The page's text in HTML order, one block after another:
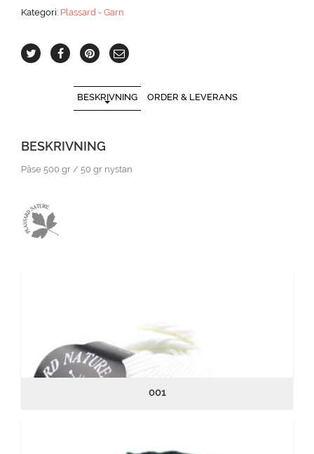
Kategori: Plassard - Garn
BESKRIVNING ORDER & LEVERANS
BESKRIVNING
Påse 500 gr / 50 gr nystan
001